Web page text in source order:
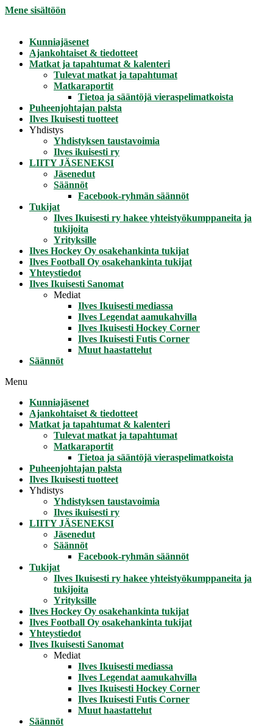
Mene sisältöön
Kunniajäsenet
Ajankohtaiset & tiedotteet
Matkat ja tapahtumat & kalenteri
Tulevat matkat ja tapahtumat
Matkaraportit
Tietoa ja sääntöjä vieraspelimatkoista
Puheenjohtajan palsta
Ilves Ikuisesti tuotteet
Yhdistys
Yhdistyksen taustavoimia
Ilves ikuisesti ry
LIITY JÄSENEKSI
Jäsenedut
Säännöt
Facebook-ryhmän säännöt
Tukijat
Ilves Ikuisesti ry hakee yhteistyökumppaneita ja
tukijoita
Yrityksille
Ilves Hockey Oy osakehankinta tukijat
Ilves Football Oy osakehankinta tukijat
Yhteystiedot
Ilves Ikuisesti Sanomat
Mediat
Ilves Ikuisesti mediassa
Ilves Legendat aamukahvilla
Ilves Ikuisesti Hockey Corner
Ilves Ikuisesti Futis Corner
Muut haastattelut
Säännöt
Menu
Kunniajäsenet
Ajankohtaiset & tiedotteet
Matkat ja tapahtumat & kalenteri
Tulevat matkat ja tapahtumat
Matkaraportit
Tietoa ja sääntöjä vieraspelimatkoista
Puheenjohtajan palsta
Ilves Ikuisesti tuotteet
Yhdistys
Yhdistyksen taustavoimia
Ilves ikuisesti ry
LIITY JÄSENEKSI
Jäsenedut
Säännöt
Facebook-ryhmän säännöt
Tukijat
Ilves Ikuisesti ry hakee yhteistyökumppaneita ja
tukijoita
Yrityksille
Ilves Hockey Oy osakehankinta tukijat
Ilves Football Oy osakehankinta tukijat
Yhteystiedot
Ilves Ikuisesti Sanomat
Mediat
Ilves Ikuisesti mediassa
Ilves Legendat aamukahvilla
Ilves Ikuisesti Hockey Corner
Ilves Ikuisesti Futis Corner
Muut haastattelut
Säännöt